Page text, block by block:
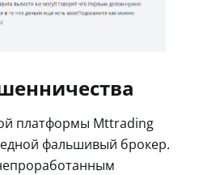
платформы Mttrading
фальшивый брокер.